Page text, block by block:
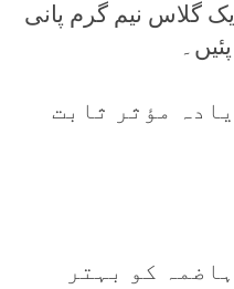
گلاس نیم گرم پانی
مؤثر ثابت
کو بہتر